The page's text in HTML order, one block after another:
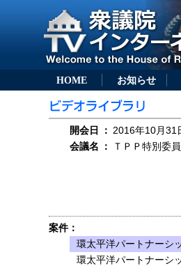
HOME お知らせ
開会日 ： 2016年10月31
会議名
： ＴＰＰ特別委
案件：
環太平洋パートナーシ
環太平洋パートナーシ